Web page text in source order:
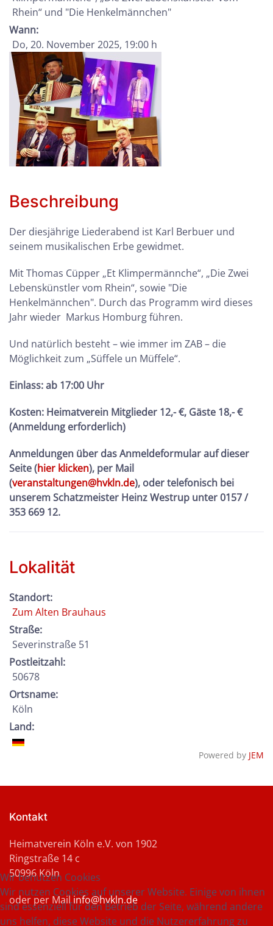
Rhein“ und "Die Henkelmännchen"
Wann:
Do, 20. November 2025, 19:00 h
Beschreibung
Der diesjährige Liederabend ist Karl Berbuer und
seinem musikalischen Erbe gewidmet.
Mit Thomas Cüpper „Et Klimpermännche“, „Die Zwei
Lebenskünstler vom Rhein“, sowie "Die
Henkelmännchen". Durch das Programm wird dieses
Jahr wieder Markus Homburg führen.
Und natürlich besteht – wie immer im ZAB – die
Möglichkeit zum „Süffele un Müffele“.
Einlass: ab 17:00 Uhr
Kosten: Heimatverein Mitglieder 12,- €, Gäste 18,- €
(Anmeldung erforderlich)
Anmeldungen über das Anmeldeformular auf dieser
Seite (hier klicken), per Mail
(veranstaltungen@hvkln.de), oder telefonisch bei
unserem Schatzmeister Heinz Westrup unter 0157 /
353 669 12.
Lokalität
Standort:
Zum Alten Brauhaus
Straße:
Severinstraße 51
Postleitzahl:
50678
Ortsname:
Köln
Land:
Powered by JEM
Kontakt
Heimatverein Köln e.V. von 1902
Ringstraße 14 c
50996 Köln
oder per Mailinfo@hvkln.de
Wir benutzen Cookies
Wir nutzen Cookies auf unserer Website. Einige von ihnen
sind essenziell für den Betrieb der Seite, während andere
uns helfen, diese Website und die Nutzererfahrung zu